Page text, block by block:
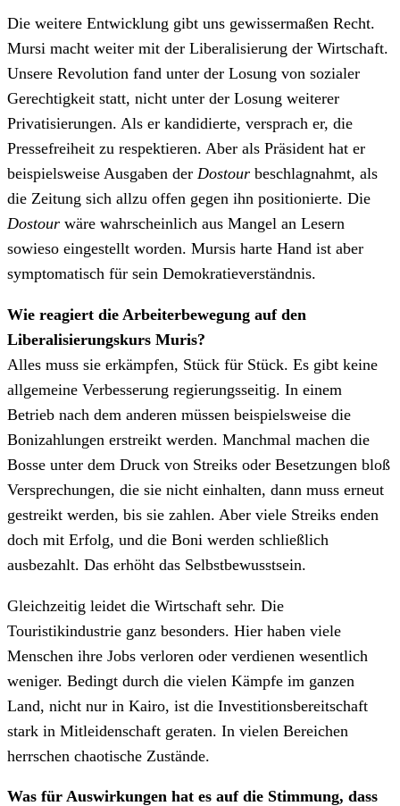
Die weitere Entwicklung gibt uns gewissermaßen Recht.
Mursi macht weiter mit der Liberalisierung der Wirtschaft.
Unsere Revolution fand unter der Losung von sozialer
Gerechtigkeit statt, nicht unter der Losung weiterer
Privatisierungen. Als er kandidierte, versprach er, die
Pressefreiheit zu respektieren. Aber als Präsident hat er
beispielsweise Ausgaben der Dostour beschlagnahmt, als
die Zeitung sich allzu offen gegen ihn positionierte. Die
Dostour wäre wahrscheinlich aus Mangel an Lesern
sowieso eingestellt worden. Mursis harte Hand ist aber
symptomatisch für sein Demokratieverständnis.
Wie reagiert die Arbeiterbewegung auf den
Liberalisierungskurs Muris?
Alles muss sie erkämpfen, Stück für Stück. Es gibt keine
allgemeine Verbesserung regierungsseitig. In einem
Betrieb nach dem anderen müssen beispielsweise die
Bonizahlungen erstreikt werden. Manchmal machen die
Bosse unter dem Druck von Streiks oder Besetzungen bloß
Versprechungen, die sie nicht einhalten, dann muss erneut
gestreikt werden, bis sie zahlen. Aber viele Streiks enden
doch mit Erfolg, und die Boni werden schließlich
ausbezahlt. Das erhöht das Selbstbewusstsein.
Gleichzeitig leidet die Wirtschaft sehr. Die
Touristikindustrie ganz besonders. Hier haben viele
Menschen ihre Jobs verloren oder verdienen wesentlich
weniger. Bedingt durch die vielen Kämpfe im ganzen
Land, nicht nur in Kairo, ist die Investitionsbereitschaft
stark in Mitleidenschaft geraten. In vielen Bereichen
herrschen chaotische Zustände.
Was für Auswirkungen hat es auf die Stimmung, dass